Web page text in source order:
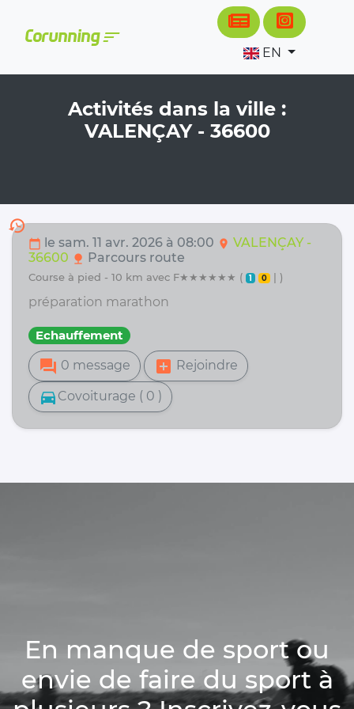
Corunningsort
EN
Activités dans la ville :
VALENÇAY - 36600
history
calendar_today le sam. 11 avr. 2026 à 08:00 location_on VALENÇAY -
36600 nature Parcours route
course à pied - 10 km avec F★★★★★★ ( 1 0 | )
préparation marathon
Echauffement
forum 0 message add_box Rejoindre
directions_car Covoiturage ( 0 )
En manque de sport ou
envie de faire du sport à